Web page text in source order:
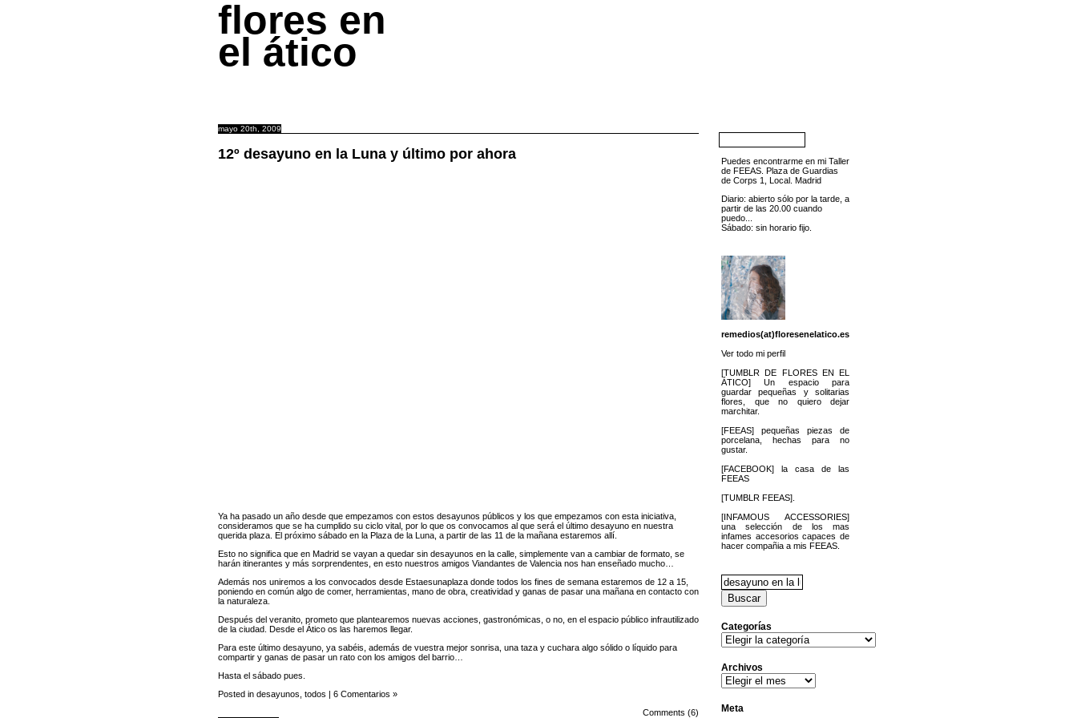
flores en
el ático
mayo 20th, 2009
12º desayuno en la Luna y último por ahora
Ya ha pasado un año desde que empezamos con estos desayunos públicos y los que empezamos con esta iniciativa,
consideramos que se ha cumplido su ciclo vital, por lo que os convocamos al que será el último desayuno en nuestra
querida plaza. El próximo sábado en la Plaza de la Luna, a partir de las 11 de la mañana estaremos allí.
Esto no significa que en Madrid se vayan a quedar sin desayunos en la calle, simplemente van a cambiar de formato, se
harán itinerantes y más sorprendentes, en esto nuestros amigos Viandantes de Valencia nos han enseñado mucho…
Además nos uniremos a los convocados desde Estaesunaplaza donde todos los fines de semana estaremos de 12 a 15,
poniendo en común algo de comer, herramientas, mano de obra, creatividad y ganas de pasar una mañana en contacto con
la naturaleza.
Después del veranito, prometo que plantearemos nuevas acciones, gastronómicas, o no, en el espacio público infrautilizado
de la ciudad. Desde el Ático os las haremos llegar.
Para este último desayuno, ya sabéis, además de vuestra mejor sonrisa, una taza y cuchara algo sólido o líquido para
compartir y ganas de pasar un rato con los amigos del barrio…
Hasta el sábado pues.
Posted in desayunos todos | 6 Comentarios »
Comments (6)
Puedes encontrarme en mi Taller
de FEEAS. Plaza de Guardias
de Corps 1, Local. Madrid
Diario: abierto sólo por la tarde, a
partir de las 20.00 cuando
puedo...
Sábado: sin horario fijo.
remedios(at)floresenelatico.es
Ver todo mi perfil
[TUMBLR DE FLORES EN EL
ÁTICO] Un espacio para
guardar pequeñas y solitarias
flores, que no quiero dejar
marchitar.
[FEEAS] pequeñas piezas de
porcelana, hechas para no
gustar.
[FACEBOOK] la casa de las
FEEAS
[TUMBLR FEEAS].
[INFAMOUS ACCESSORIES]
una selección de los mas
infames accesorios capaces de
hacer compañia a mis FEEAS.
Buscar:
Categorías
Categorías
Archivos
Archivos
Meta